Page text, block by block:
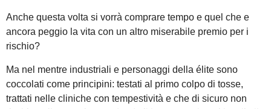
Anche questa volta si vorrà comprare tempo e quel che e
ancora peggio la vita con un altro miserabile premio per i
rischio?
Ma nel mentre industriali e personaggi della élite sono
coccolati come principini: testati al primo colpo di tosse,
trattati nelle cliniche con tempestività e che di sicuro non